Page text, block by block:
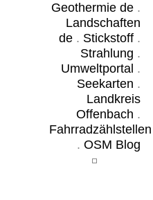
Geothermie de.
Landschaften
de. Stickstoff.
Strahlung .
Umweltportal .
Seekarten .
Landkreis
Offenbach .
Fahrradzählstellen
. OSM Blog